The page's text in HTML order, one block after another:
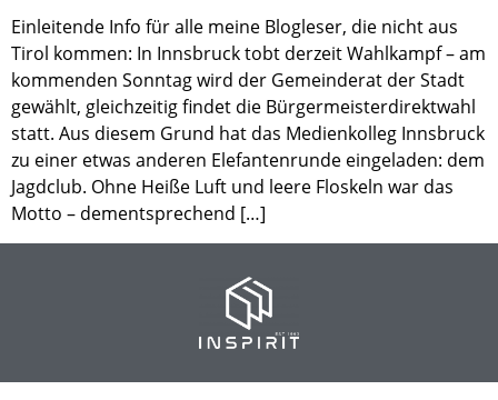
Einleitende Info für alle meine Blogleser, die nicht aus
Tirol kommen: In Innsbruck tobt derzeit Wahlkampf – am
kommenden Sonntag wird der Gemeinderat der Stadt
gewählt, gleichzeitig findet die Bürgermeisterdirektwahl
statt. Aus diesem Grund hat das Medienkolleg Innsbruck
zu einer etwas anderen Elefantenrunde eingeladen: dem
Jagdclub. Ohne Heiße Luft und leere Floskeln war das
Motto – dementsprechend […]